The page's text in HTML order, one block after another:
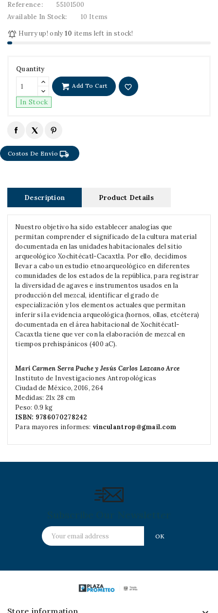
Reference:
55101500
Available In Stock:
10 Items
 Hurry up! only 10 items left in stock!
Quantity
Add To Cart favorite_border
In Stock
Costos De Envíolocal_shipping
Description Product Details
Nuestro objetivo ha sido establecer analogías que
permitan comprender el significado de la cultura material
documentada en las unidades habitacionales del sitio
arqueológico Xochitécatl-Cacaxtla. Por ello, decidimos
llevar a cabo un estudio etnoarqueológico en diferentes
comunidades de los estados de la república, para registrar
la diversidad de agaves e instrumentos usados en la
producción del mezcal, identificar el grado de
especialización y los elementos actuales que permitan
inferir si la evidencia arqueológica (hornos, ollas, etcétera)
documentada en el área habitacional de Xochitécatl-
Cacaxtla tiene que ver con la elaboración de mezcal en
tiempos prehispánicos (400 aC).
Mari Carmen Serra Puche y Jesús Carlos Lazcano Arce
Instituto de Investigaciones Antropológicas
Ciudad de México, 2016, 264
Medidas: 21x 28 cm
Peso: 0.9 kg
ISBN: 9786070278242
Para mayores informes: vinculantrop@gmail.com
Store information